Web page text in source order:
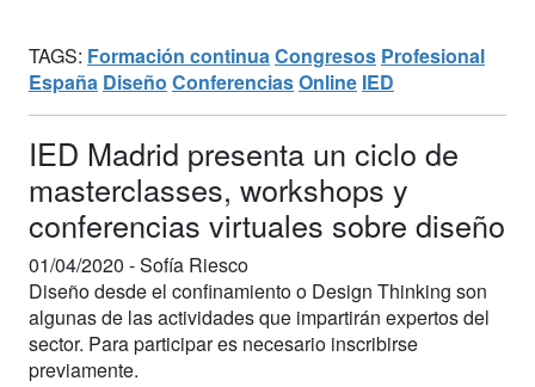
TAGS: Formación continuaCongresos Profesional
España Diseño ConferenciasOnline IED
IED Madrid presenta un ciclo de
masterclasses, workshops y
conferencias virtuales sobre diseño
01/04/2020 -Sofía Riesco
Diseño desde el confinamiento o Design Thinking son
algunas de las actividades que impartirán expertos del
sector. Para participar es necesario inscribirse
previamente.